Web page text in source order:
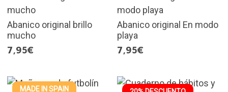
Abanico original brillo
mucho
7,95€
Abanico original En modo
playa
7,95€
MADE IN SPAIN